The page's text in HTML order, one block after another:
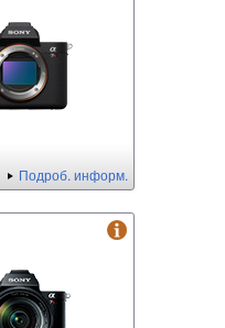
Подроб. информ.